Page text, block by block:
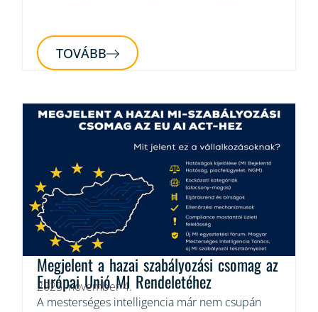
TOVÁBB
Megjelent a hazai szabályozási csomag az
Európai Unió MI Rendeletéhez
2025. november 4.
A mesterséges intelligencia már nem csupán